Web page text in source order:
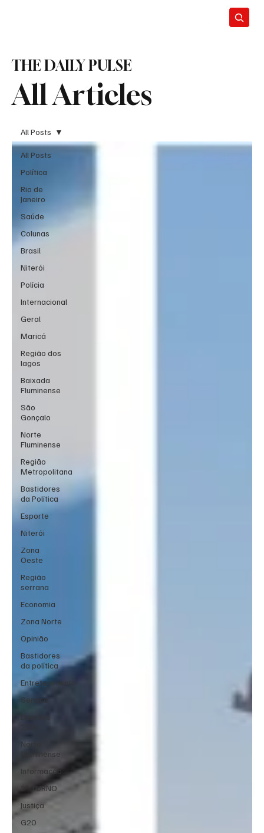
All Articles
THE DAILY PULSE
All Posts
Política
Rio de
Janeiro
Saúde
Colunas
Brasil
Niterói
Polícia
Internacional
Geral
Maricá
Região dos
lagos
Baixada
Fluminense
São
Gonçalo
Norte
Fluminense
Região
Metropolitana
Bastidores
da Política
Esporte
Niterói
Zona
Oeste
Região
serrana
Economia
Zona Norte
Opinião
Bastidores
da política
Entretenimento
Serviço
Norte
Fluminense
Informação
2º TURNO
Justiça
G20
All Posts